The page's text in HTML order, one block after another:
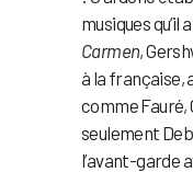
musiques qu’il
Carmen,
à la française,
comme Fauré,
seulement
l’avant-garde